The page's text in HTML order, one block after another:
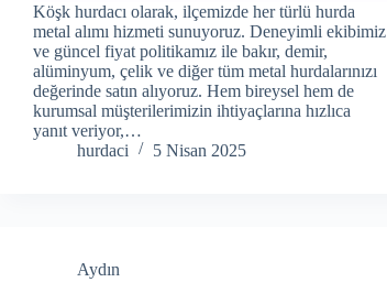
Köşk hurdacı olarak, ilçemizde her türlü hurda
metal alımı hizmeti sunuyoruz. Deneyimli ekibimiz
ve güncel fiyat politikamız ile bakır, demir,
alüminyum, çelik ve diğer tüm metal hurdalarınızı
değerinde satın alıyoruz. Hem bireysel hem de
kurumsal müşterilerimizin ihtiyaçlarına hızlıca
yanıt veriyor,…
hurdaci
5 Nisan 2025
Aydın